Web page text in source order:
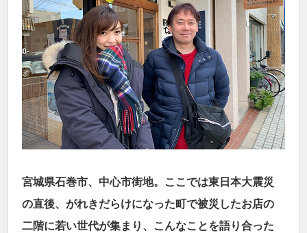
宮城県石巻市、中心市街地。ここでは東日本大震災
の直後、がれきだらけになった町で被災したお店の
二階に若い世代が集まり、こんなことを語り合った